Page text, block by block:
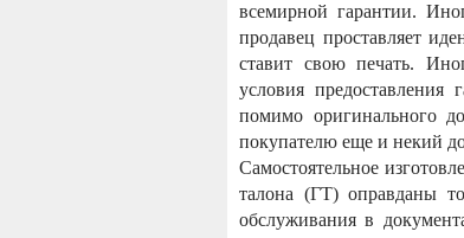
всемирной гарантии.
продавец проставляет
ставит свою печать.
условия
помимо оригинального
покупателю еще и некий
Самостоятельное
талона (ГТ) оправданы
обслуживания в